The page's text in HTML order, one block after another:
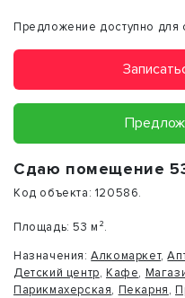
Предложение доступно для
Сдаю помещение
Код объекта: 120586.
Площадь: 53 м².
Назначения: Алкомаркет,
Детский центр, Кафе,
Парикмахерская, Пекарня,